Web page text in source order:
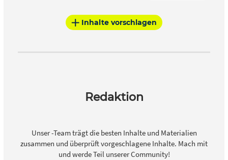
Inhalte vorschlagen
Redaktion
Unser -Team trägt die besten Inhalte und Materialien
zusammen und überprüft vorgeschlagene Inhalte. Mach mit
und werde Teil unserer Community!